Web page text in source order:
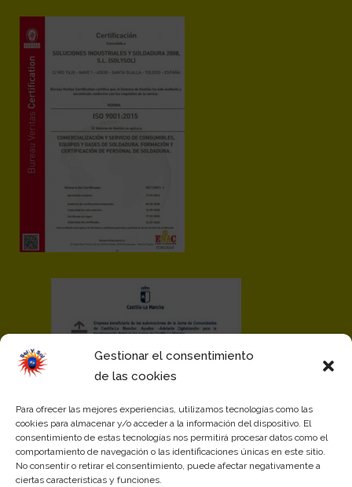
Gestionar el consentimiento
de las cookies
Para ofrecer las mejores experiencias, utilizamos tecnologías como las
cookies para almacenar y/o acceder a la información del dispositivo. El
consentimiento de estas tecnologías nos permitirá procesar datos como el
comportamiento de navegación o las identificaciones únicas en este sitio.
No consentir o retirar el consentimiento, puede afectar negativamente a
ciertas características y funciones.